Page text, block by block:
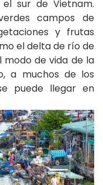
sur de Vietnam.
campos de
y frutas
el delta de río de
modo de vida de la
a muchos de los
puede llegar en